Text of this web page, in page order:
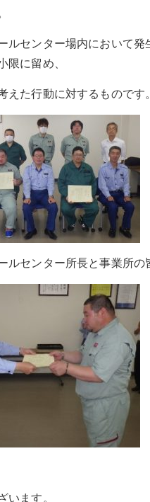
ルセンター場内において
限に留め、
えた行動に対するものです。
ルセンター所長と事業所の
います。